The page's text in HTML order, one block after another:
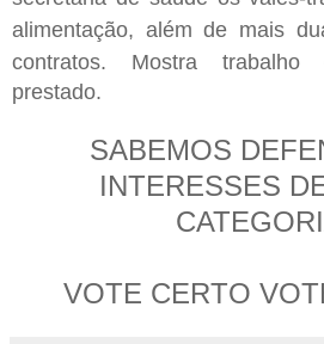
alimentação, além de mais
contratos. Mostra trabalho
prestado.
SABEMOS
INTERESSES
VOTE CERTO